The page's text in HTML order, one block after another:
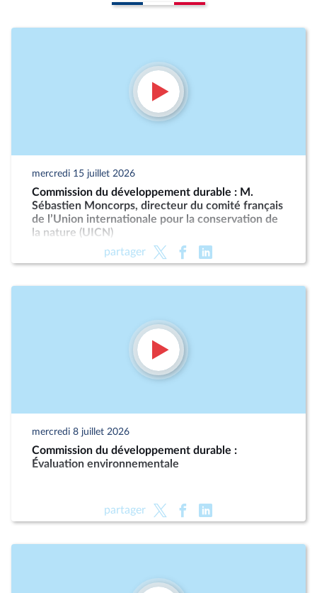
mercredi 15 juillet 2026
Commission du développement durable : M.
Sébastien Moncorps, directeur du comité français
de l’Union internationale pour la conservation de
la nature (UICN)
partager
mercredi 8 juillet 2026
Commission du développement durable :
Évaluation environnementale
partager